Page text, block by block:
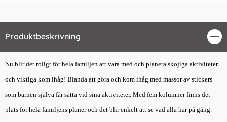
Produktbeskrivning
Nu blir det roligt för hela familjen att vara med och planera skojiga aktiviteter
och viktiga kom ihåg! Blanda att göra och kom ihåg med massor av stickers
som barnen själva får sätta vid sina aktiviteter. Med fem kolumner finns det
plats för hela familjens planer och det blir enkelt att se vad alla har på gång.